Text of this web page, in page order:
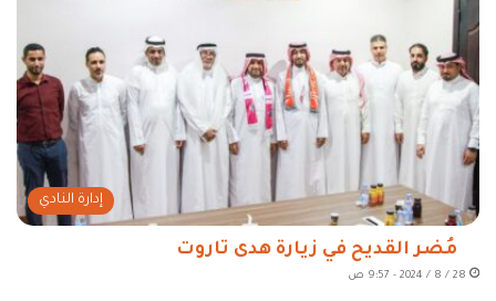
إدارة النادي
مُضر القديح في زيارة هدى تاروت
28 / 8 / 2024 - 9:57 ص